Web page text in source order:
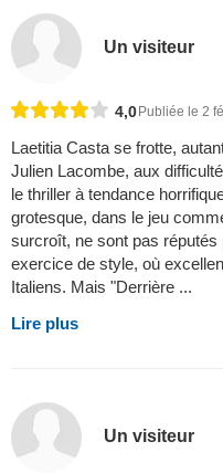
Un visiteur
4,0 Publiée le 2
Laetitia Casta se frotte,
Julien Lacombe, aux
le thriller à tendance
grotesque, dans le jeu
surcroît, ne sont pas
exercice de style, où
Italiens. Mais "Derrière ...
Lire plus
Un visiteur